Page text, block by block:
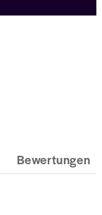
Bewertungen